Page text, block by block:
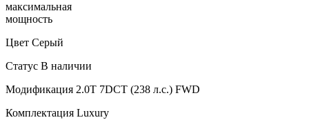
максимальная
мощность
Цвет Серый
Статус В наличии
Модификация 2.0T 7DCT (238 л.с.) FWD
Комплектация Luxury